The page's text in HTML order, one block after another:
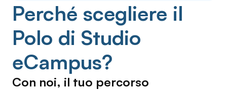
Perché scegliere il
Polo di Studio
eCampus?
Con noi, il tuo percorso